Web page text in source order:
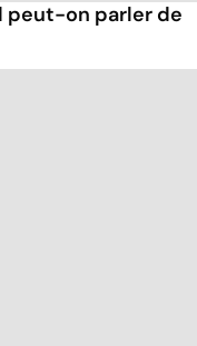
peut-on parler de